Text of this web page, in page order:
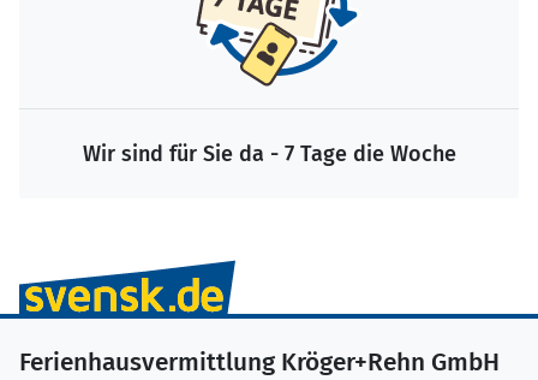
Wir sind für Sie da - 7 Tage die Woche
Ferienhausvermittlung Kröger+Rehn GmbH